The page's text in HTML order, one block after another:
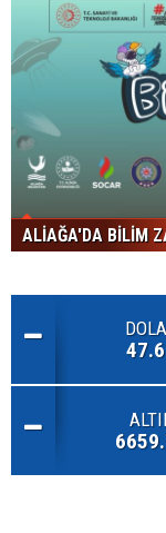
ALİAĞA'DA BİLİM